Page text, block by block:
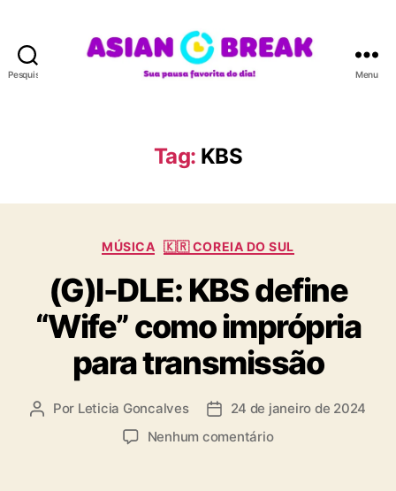
Pesquisar
A
N
R
A
Menu
Tag: KBS
C
t
e
g
o
r
i
MÚSICA 🇰🇷 COREIA DO SUL
(G)I-DLE: KBS define
“Wife” como imprópria
para transmissão
A
r
Por Leticia Goncalves
D
d
24 de janeiro de 2024
Nenhum comentárioe